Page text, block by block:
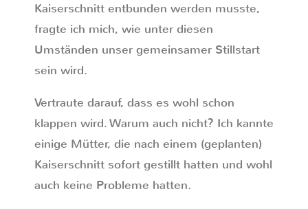
Kaiserschnitt entbunden werden musste,
fragte ich mich, wie unter diesen
Umständen unser gemeinsamer Stillstart
sein wird.
Vertraute darauf, dass es wohl schon
klappen wird. Warum auch nicht? Ich kannte
einige Mütter, die nach einem (geplanten)
Kaiserschnitt sofort gestillt hatten und wohl
auch keine Probleme hatten.